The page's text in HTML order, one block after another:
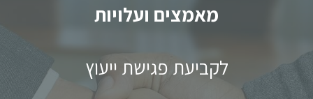
מאמצים ועלויות
לקביעת פגישת ייעוץ